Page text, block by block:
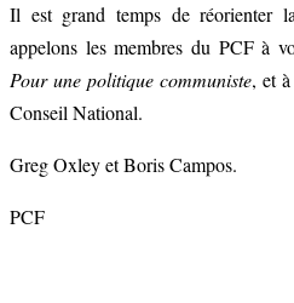
Il est grand temps de réorienter
appelons les membres du PCF à
Pour une politique communiste, et
Conseil National.
Greg Oxley et Boris Campos.
PCF